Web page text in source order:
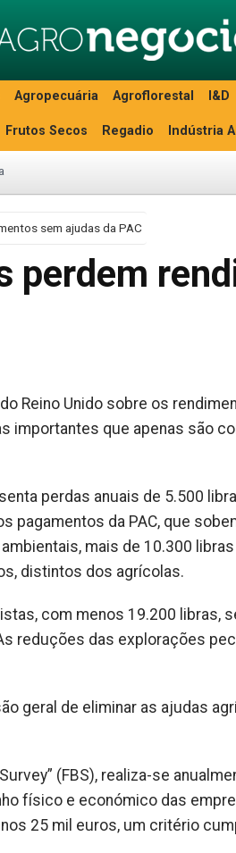
Agropecuária Agroflorestal I&D
Frutos Secos Regadio Indústria
sem ajudas da PAC
perdem
Reino Unido sobre os
importantes que apenas são
perdas anuais de 5.500
pagamentos da PAC, que
mais de 10.300
distintos dos agrícolas.
com menos 19.200 libras,
reduções das explorações
geral de eliminar as ajudas
(FBS), realiza-se
físico e económico das
25 mil euros, um critério